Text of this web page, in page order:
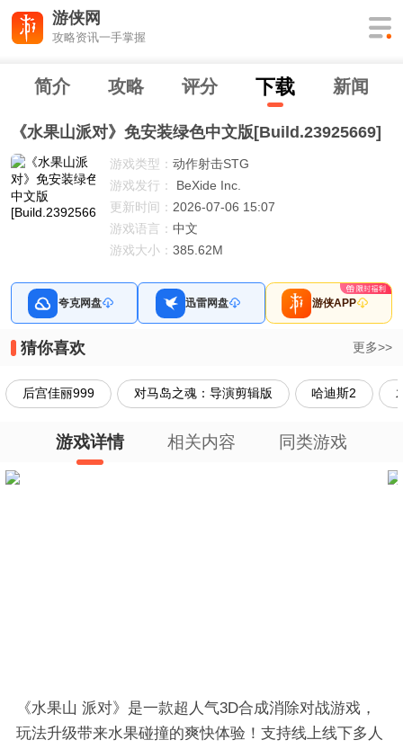
游侠网
攻略资讯一手掌握
简介 攻略 评分 下载 新闻
《水果山派对》免安装绿色中文版[Build.23925669]
游戏类型： 动作射击STG
游戏发行：
BeXide Inc.
更新时间： 2026-07-06 15:07
游戏语言： 中文
游戏大小： 385.62M
夸克网盘 迅雷网盘 游侠APP
猜你喜欢 更多>>
后宫佳丽999 对马岛之魂：导演剪辑版 哈迪斯2
游戏详情 相关内容 同类游戏
《水果山 派对》是一款超人气3D合成消除对战游戏，
玩法升级带来水果碰撞的爽快体验！支持线上线下多人